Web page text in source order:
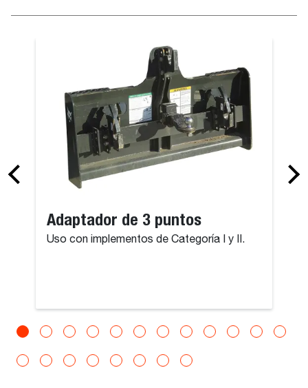
Adaptador de 3 puntos
Uso con implementos de Categoría I y II.